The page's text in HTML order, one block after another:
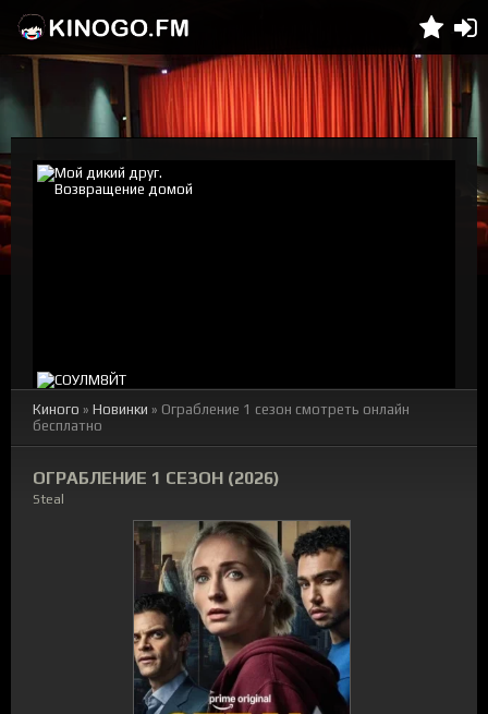
Киного » Новинки » Ограбление 1 сезон смотреть онлайн
бесплатно
ОГРАБЛЕНИЕ 1 СЕЗОН (2026)
Steal